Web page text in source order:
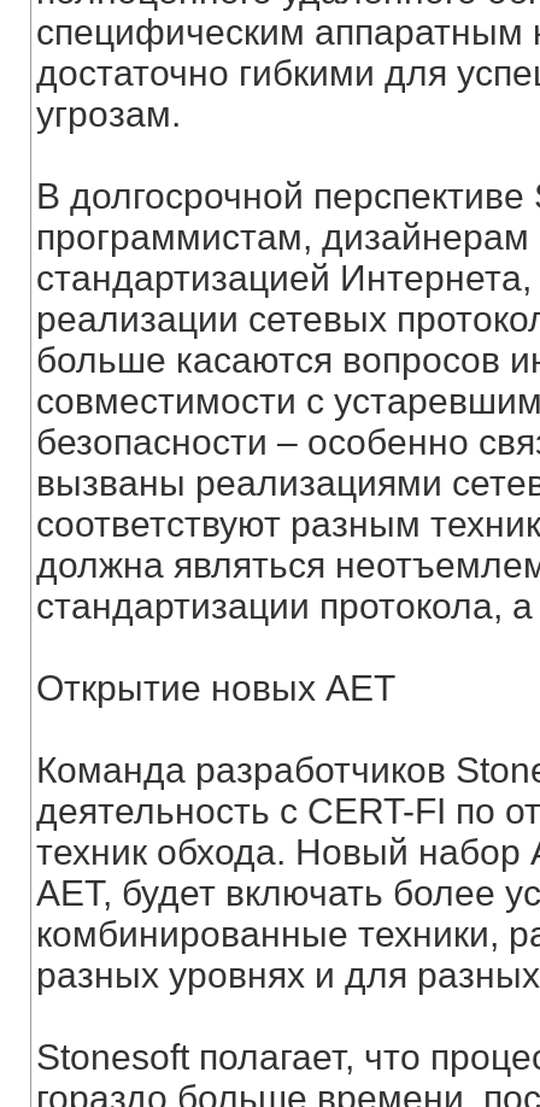
специфическим аппаратным
достаточно гибкими для
угрозам.
В долгосрочной
программистам,
стандартизацией
реализации сетевых
больше касаются вопросов
совместимости с
безопасности – особенно
вызваны реализациями
соответствуют разным
должна являться
стандартизации протокола,
Открытие новых AET
Команда разработчиков
деятельность с CERT-FI по
техник обхода. Новый
AET, будет включать более
комбинированные техники,
разных уровнях и для
Stonesoft полагает, что
гораздо больше времени,